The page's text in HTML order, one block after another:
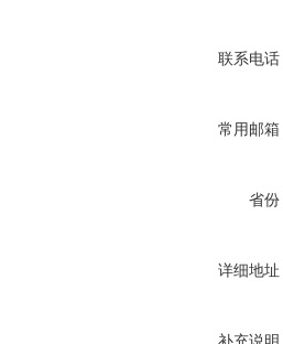
联系电话
常用邮箱
省份
详细地址